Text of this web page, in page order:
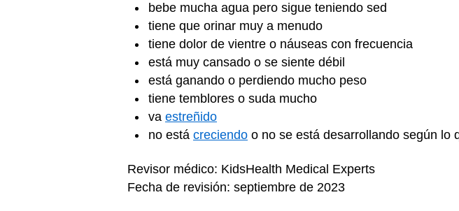
bebe mucha agua pero sigue teniendo sed
tiene que orinar muy a menudo
tiene dolor de vientre o náuseas con frecuencia
está muy cansado o se siente débil
está ganando o perdiendo mucho peso
tiene temblores o suda mucho
va estreñido
no está creciendo o no se está desarrollando según lo
Revisor médico: KidsHealth Medical Experts
Fecha de revisión: septiembre de 2023